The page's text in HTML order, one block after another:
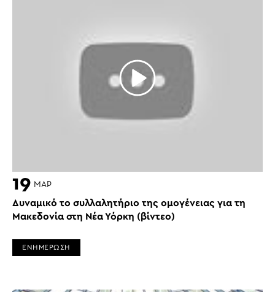
19 ΜΑΡ
Δυναμικό το συλλαλητήριο της ομογένειας για τη
Μακεδονία στη Νέα Υόρκη (βίντεο)
ΕΝΗΜΕΡΩΣΗ